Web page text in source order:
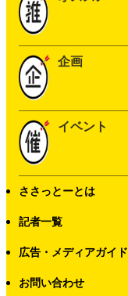
企画
イベント
ささっとーとは
記者一覧
広告・メディアガイド
お問い合わせ